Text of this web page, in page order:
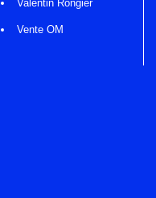
Valentin Rongier
Vente OM